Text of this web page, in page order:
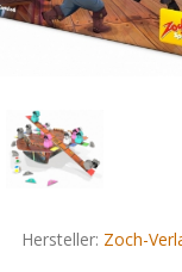
Hersteller: Zoch-